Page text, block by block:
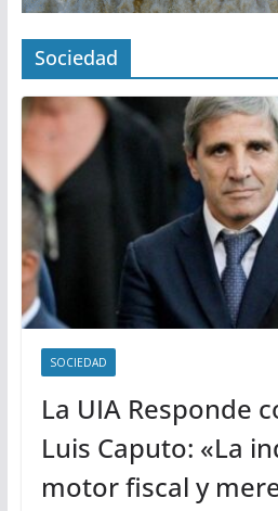
Sociedad
SOCIEDAD
La UIA Responde
Luis Caputo: «La
motor fiscal y